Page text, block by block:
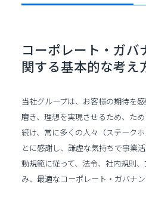
コーポレート・ガバ
関する基本的な考え
当社グループは、お客様の期待を
磨き、理想を実現させるため、た
続け、常に多くの人々（ステーク
とに感謝し、謙虚な気持ちで事業
動規範に従って、法令、社内規則
み、最適なコーポレート・ガバナ